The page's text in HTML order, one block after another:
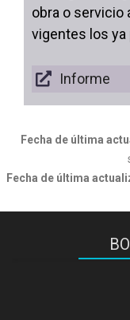
obra o servicio
vigentes los ya
Informe
Fecha de última
Fecha de última